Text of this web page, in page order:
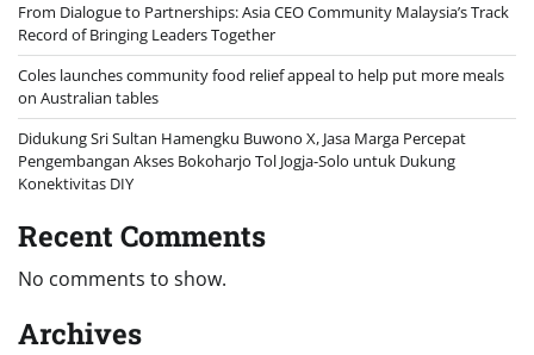
From Dialogue to Partnerships: Asia CEO Community Malaysia’s Track
Record of Bringing Leaders Together
Coles launches community food relief appeal to help put more meals
on Australian tables
Didukung Sri Sultan Hamengku Buwono X, Jasa Marga Percepat
Pengembangan Akses Bokoharjo Tol Jogja-Solo untuk Dukung
Konektivitas DIY
Recent Comments
No comments to show.
Archives